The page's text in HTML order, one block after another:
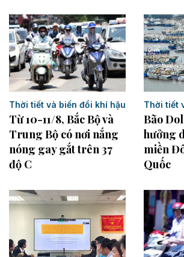
Thời tiết và biến đổi khí hậu
Từ 10-11/8, Bắc Bộ và
Trung Bộ có nơi nắng
nóng gay gắt trên 37
độ C
Thời tiết
Bão
hưởng
miền
Quốc